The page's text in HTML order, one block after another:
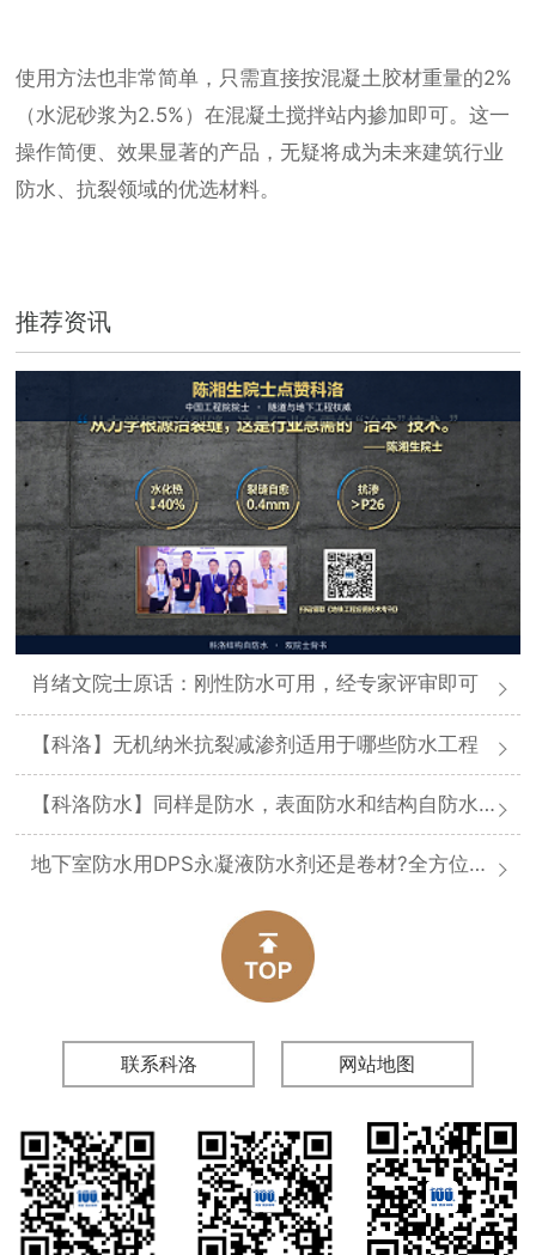
使用方法也非常简单，只需直接按混凝土胶材重量的2%
（水泥砂浆为2.5%）在混凝土搅拌站内掺加即可。这一
操作简便、效果显著的产品，无疑将成为未来建筑行业
防水、抗裂领域的优选材料。
推荐资讯
肖绪文院士原话：刚性防水可用，经专家评审即可
【科洛】无机纳米抗裂减渗剂适用于哪些防水工程
【科洛防水】同样是防水，表面防水和结构自防水差在哪
地下室防水用DPS永凝液防水剂还是卷材?全方位对比分析
联系科洛 网站地图